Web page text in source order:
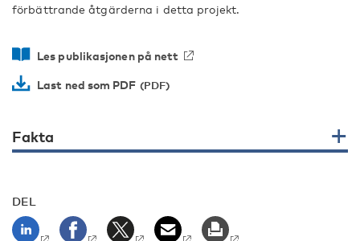
förbättrande åtgärderna i detta projekt.
Les publikasjonen på nett
Last ned som PDF
Fakta
DEL